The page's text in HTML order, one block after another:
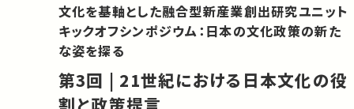
文化を基軸とした融合型新産業創出研究ユニット
キックオフシンポジウム：日本の文化政策の新た
な姿を探る
第3回 | 21世紀における日本文化の役